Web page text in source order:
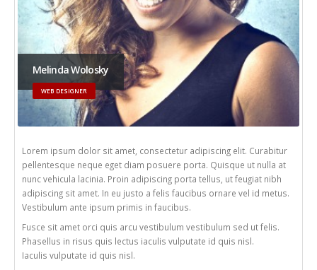
Melinda Wolosky
WEB DESIGNER
Lorem ipsum dolor sit amet, consectetur adipiscing elit. Curabitur
pellentesque neque eget diam posuere porta. Quisque ut nulla at
nunc vehicula lacinia. Proin adipiscing porta tellus, ut feugiat nibh
adipiscing sit amet. In eu justo a felis faucibus ornare vel id metus.
Vestibulum ante ipsum primis in faucibus.
Fusce sit amet orci quis arcu vestibulum vestibulum sed ut felis.
Phasellus in risus quis lectus iaculis vulputate id quis nisl.
Iaculis vulputate id quis nisl.